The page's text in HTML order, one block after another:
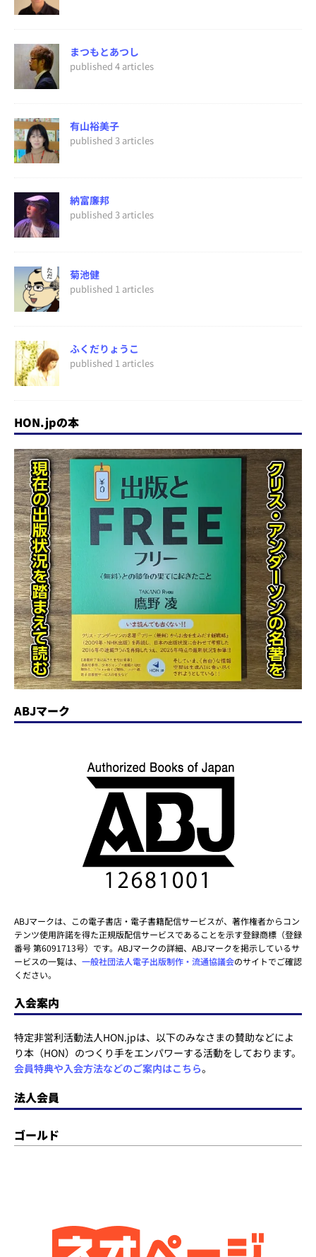
まつもとあつし
published 4 articles
有山裕美子
published 3 articles
納富廉邦
published 3 articles
菊池健
published 1 articles
ふくだりょうこ
published 1 articles
HON.jpの本
ABJマーク
ABJマークは、この電子書店・電子書籍配信サービスが、著作権者からコン
テンツ使用許諾を得た正規版配信サービスであることを示す登録商標（登録
番号 第6091713号）です。ABJマークの詳細、ABJマークを掲示しているサ
ービスの一覧は、 一般社団法人電子出版制作・流通協議会のサイトでご確認
ください。
入会案内
特定非営利活動法人HON.jpは、以下のみなさまの賛助などによ
り本（HON）のつくり手をエンパワーする活動をしております。
会員特典や入会方法などのご案内はこちら。
法人会員
ゴールド